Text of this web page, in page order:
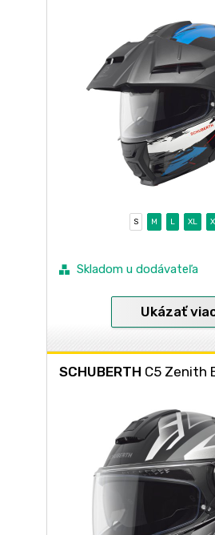
S M L XL
Skladom u dodávateľa
Ukázať
SCHUBERTH C5 Zenith